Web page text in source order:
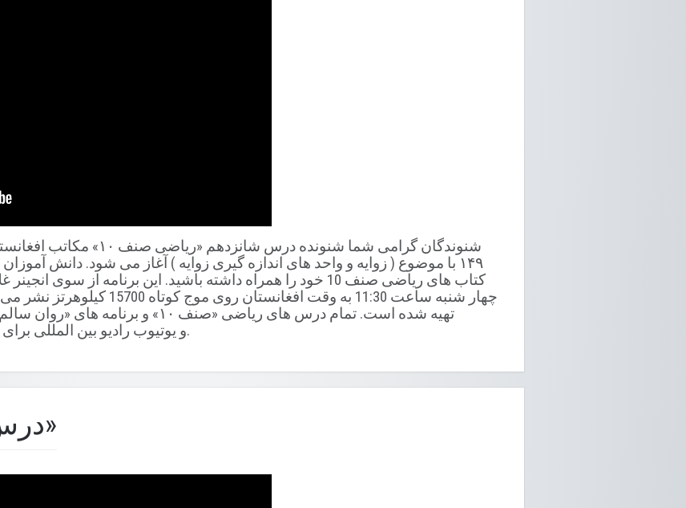
شنوندگان گرامی شما شنونده
۱۴۹ با موضوع ( زوایه و واحد های اندازه گیری زوایه ) آغاز می شود. دانش
کتاب های ریاضی صنف 10 خود را همراه داشته باشید. این برنامه از
چهار شنبه ساعت 11:30 به وقت
(www.rfpi.eu) و یوتیوب رادیو بین المللی برای صلح نیز موجود است.
درس پانزدهم «ریاضی»